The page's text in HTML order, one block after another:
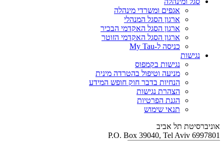
אגפים ומשרדי מינהלה
ארגון הסגל המנהלי
ארגון הסגל האקדמי הבכיר
ארגון הסגל האקדמי הזוטר
כניסה ל-My Tau
נגישות
נגישות בקמפוס
מניעה וטיפול בהטרדה מינית
הנחיות בדבר חוק חופש המידע
הצהרת נגישות
הגנת הפרטיות
תנאי שימוש
אוניברסיטת תל אביב
P.O. Box 39040, Tel Aviv 6997801